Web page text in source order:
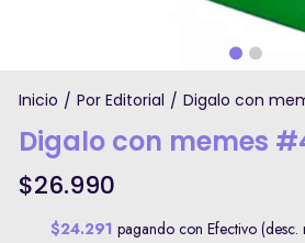
Inicio / Por Editorial / Digalo con
Digalo con memes
$26.990
$24.291 pagando con Efectivo (desc.